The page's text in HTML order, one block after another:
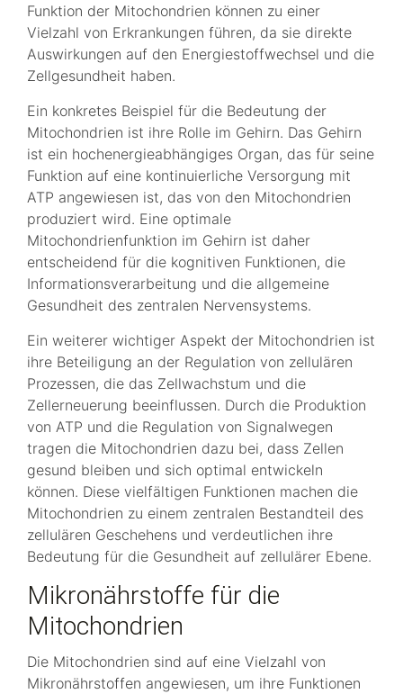
Funktion der Mitochondrien können zu einer
Vielzahl von Erkrankungen führen, da sie direkte
Auswirkungen auf den Energiestoffwechsel und die
Zellgesundheit haben.
Ein konkretes Beispiel für die Bedeutung der
Mitochondrien ist ihre Rolle im Gehirn. Das Gehirn
ist ein hochenergieabhängiges Organ, das für seine
Funktion auf eine kontinuierliche Versorgung mit
ATP angewiesen ist, das von den Mitochondrien
produziert wird. Eine optimale
Mitochondrienfunktion im Gehirn ist daher
entscheidend für die kognitiven Funktionen, die
Informationsverarbeitung und die allgemeine
Gesundheit des zentralen Nervensystems.
Ein weiterer wichtiger Aspekt der Mitochondrien ist
ihre Beteiligung an der Regulation von zellulären
Prozessen, die das Zellwachstum und die
Zellerneuerung beeinflussen. Durch die Produktion
von ATP und die Regulation von Signalwegen
tragen die Mitochondrien dazu bei, dass Zellen
gesund bleiben und sich optimal entwickeln
können. Diese vielfältigen Funktionen machen die
Mitochondrien zu einem zentralen Bestandteil des
zellulären Geschehens und verdeutlichen ihre
Bedeutung für die Gesundheit auf zellulärer Ebene.
Mikronährstoffe für die
Mitochondrien
Die Mitochondrien sind auf eine Vielzahl von
Mikronährstoffen angewiesen, um ihre Funktionen